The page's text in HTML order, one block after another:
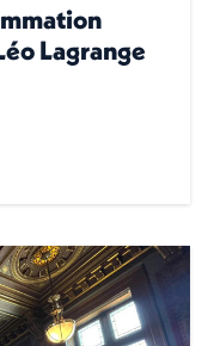
Lagrange